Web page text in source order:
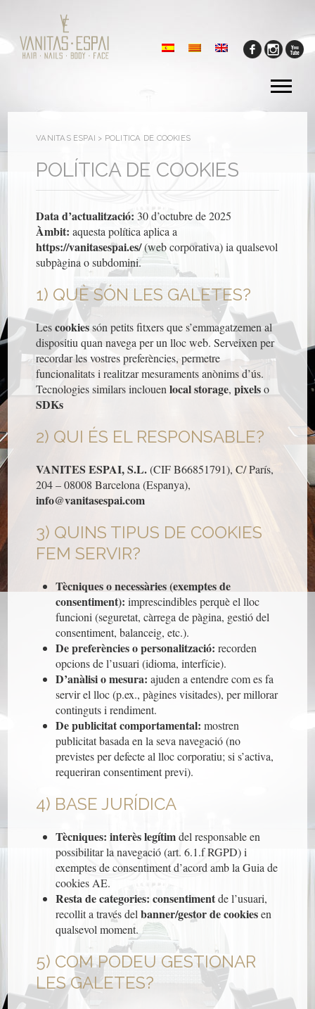
VANITAS ESPAI > POLÍTICA DE COOKIES
POLÍTICA DE COOKIES
Data d’actualització: 30 d’octubre de 2025
Àmbit: aquesta política aplica a
https://vanitasespai.es/(web corporativa) ia qualsevol
subpàgina o subdomini.
1) QUÈ SÓN LES GALETES?
Lescookiessón petits fitxers que s’emmagatzemen al
dispositiu quan navega per un lloc web. Serveixen per
recordar les vostres preferències, permetre
funcionalitats i realitzar mesuraments anònims d’ús.
Tecnologies similars inclouenlocal storage,pixelso
SDKs
2) QUI ÉS EL RESPONSABLE?
VANITES ESPAI, S.L.(CIF B66851791), C/ París,
204 – 08008 Barcelona (Espanya),
info@vanitasespai.com
3) QUINS TIPUS DE COOKIES
FEM SERVIR?
Tècniques o necessàries (exemptes de
consentiment): imprescindibles perquè el lloc
funcioni (seguretat, càrrega de pàgina, gestió del
consentiment, balanceig, etc.).
De preferències o personalització: recorden
opcions de l’usuari (idioma, interfície).
D’anàlisi o mesura: ajuden a entendre com es fa
servir el lloc (p.ex., pàgines visitades), per millorar
continguts i rendiment.
De publicitat comportamental: mostren
publicitat basada en la seva navegació (no
previstes per defecte al lloc corporatiu; si s’activa,
requeriran consentiment previ).
4) BASE JURÍDICA
Tècniques: interès legítimdel responsable en
possibilitar la navegació (art. 6.1.f RGPD) i
exemptes de consentiment d’acord amb la Guia de
cookies AE.
Resta de categories: consentimentde l’usuari,
recollit a través delbanner/gestor de cookiesen
qualsevol moment.
5) COM PODEU GESTIONAR
LES GALETES?